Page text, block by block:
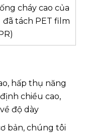
cháy cao của
tách PET film
hấp thụ năng
chiều cao,
độ dày
bản, chúng tôi